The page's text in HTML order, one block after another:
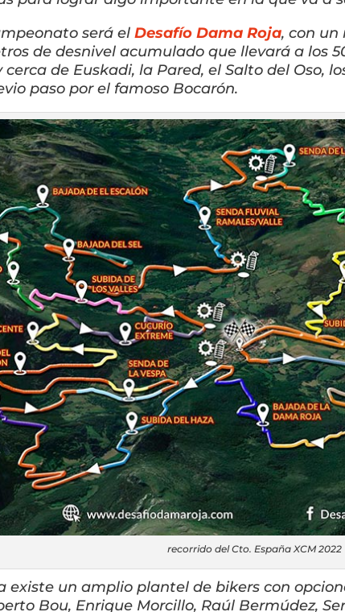
será el Desafío Dama Roja, con un
de desnivel acumulado que llevará a los
de Euskadi, la Pared, el Salto del Oso,
paso por el famoso Bocarón.
recorrido del Cto. España XCM 2022
un amplio plantel de bikers con
Bou, Enrique Morcillo, Raúl Bermúdez,